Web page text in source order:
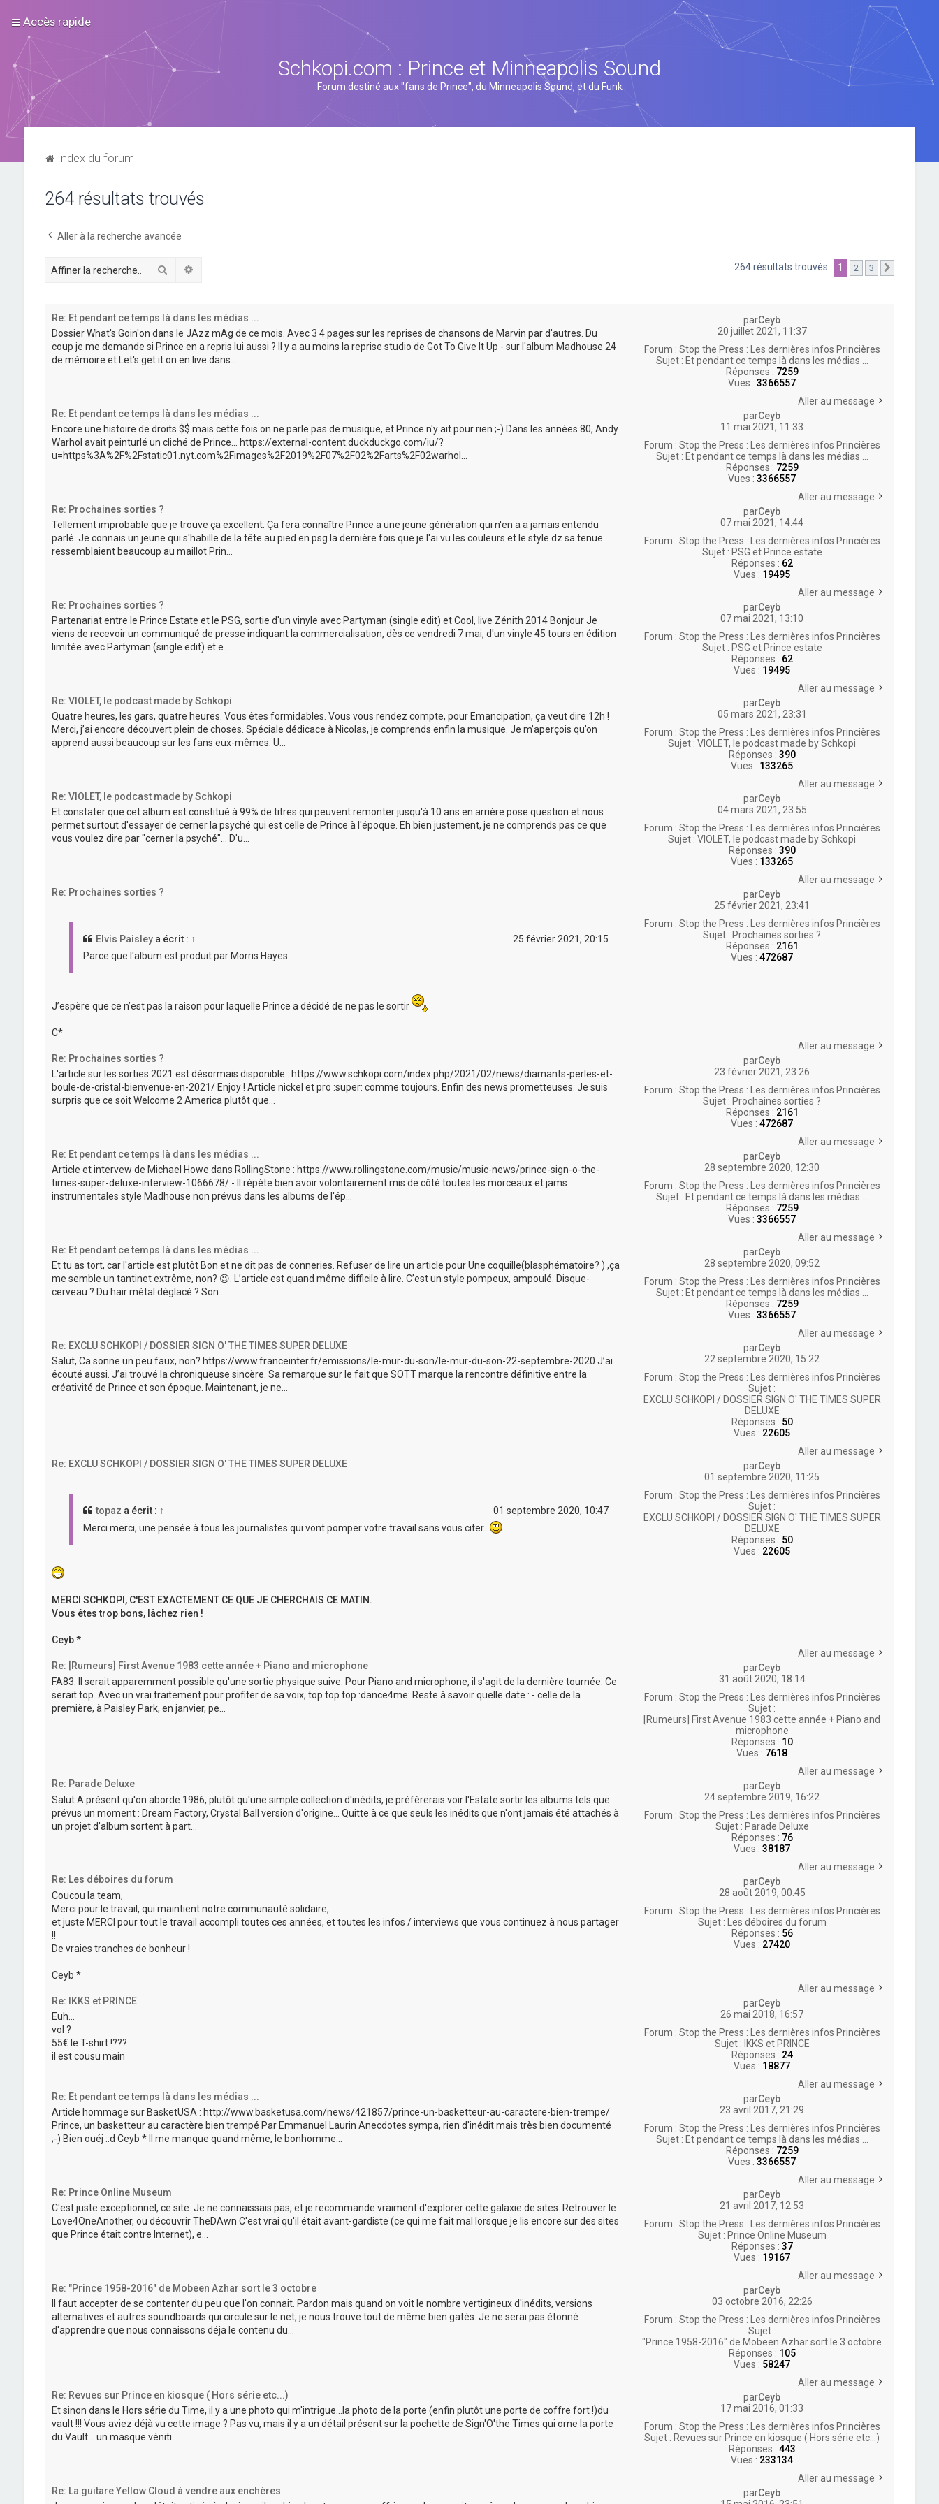
Accès rapide
Schkopi.com : Prince et Minneapolis Sound
Forum destiné aux "fans de Prince", du Minneapolis Sound, et du Funk
Index du forum
264 résultats trouvés
Aller à la recherche avancée
Rechercher 264 résultats trouvés 1 2 3
parCeyb
20 juillet 2021, 11:37
Forum : Stop the Press : Les dernières infos Princières
Sujet : Et pendant ce temps là dans les médias ...
Réponses : 7259
Vues :3366557
Re: Et pendant ce temps là dans les médias ...
Dossier What's Goin'on dans le JAzz mAg de ce mois. Avec 3 4 pages sur les reprises de chansons de Marvin par d'autres. Du
coup je me demande si Prince en a repris lui aussi ? Il y a au moins la reprise studio de Got To Give It Up - sur l'album Madhouse 24
de mémoire et Let's get it on en live dans...
Aller au message
parCeyb
11 mai 2021, 11:33
Forum : Stop the Press : Les dernières infos Princières
Sujet : Et pendant ce temps là dans les médias ...
Réponses : 7259
Vues :3366557
Re: Et pendant ce temps là dans les médias ...
Encore une histoire de droits $$ mais cette fois on ne parle pas de musique, et Prince n'y ait pour rien ;-) Dans les années 80, Andy
Warhol avait peinturlé un cliché de Prince... https://external-content.duckduckgo.com/iu/?
u=https%3A%2F%2Fstatic01.nyt.com%2Fimages%2F2019%2F07%2F02%2Farts%2F02warhol...
Aller au message
parCeyb
07 mai 2021, 14:44
Forum : Stop the Press : Les dernières infos Princières
Sujet : PSG et Prince estate
Réponses : 62
Vues : 19495
Re: Prochaines sorties ?
Tellement improbable que je trouve ça excellent. Ça fera connaître Prince a une jeune génération qui n'en a a jamais entendu
parlé. Je connais un jeune qui s'habille de la tête au pied en psg la dernière fois que je l'ai vu les couleurs et le style dz sa tenue
ressemblaient beaucoup au maillot Prin...
Aller au message
parCeyb
07 mai 2021, 13:10
Forum : Stop the Press : Les dernières infos Princières
Sujet : PSG et Prince estate
Réponses : 62
Vues : 19495
Re: Prochaines sorties ?
Partenariat entre le Prince Estate et le PSG, sortie d'un vinyle avec Partyman (single edit) et Cool, live Zénith 2014 Bonjour Je
viens de recevoir un communiqué de presse indiquant la commercialisation, dès ce vendredi 7 mai, d'un vinyle 45 tours en édition
limitée avec Partyman (single edit) et e...
Aller au message
parCeyb
05 mars 2021, 23:31
Forum : Stop the Press : Les dernières infos Princières
Sujet :VIOLET, le podcast made by Schkopi
Réponses : 390
Vues : 133265
Re: VIOLET, le podcast made by Schkopi
Quatre heures, les gars, quatre heures. Vous êtes formidables. Vous vous rendez compte, pour Emancipation, ça veut dire 12h !
Merci, j’ai encore découvert plein de choses. Spéciale dédicace à Nicolas, je comprends enfin la musique. Je m’aperçois qu’on
apprend aussi beaucoup sur les fans eux-mêmes. U...
Aller au message
parCeyb
04 mars 2021, 23:55
Forum : Stop the Press : Les dernières infos Princières
Sujet :VIOLET, le podcast made by Schkopi
Réponses : 390
Vues : 133265
Re: VIOLET, le podcast made by Schkopi
Et constater que cet album est constitué à 99% de titres qui peuvent remonter jusqu'à 10 ans en arrière pose question et nous
permet surtout d'essayer de cerner la psyché qui est celle de Prince à l'époque. Eh bien justement, je ne comprends pas ce que
vous voulez dire par "cerner la psyché"... D'u...
Aller au message
parCeyb
25 février 2021, 23:41
Forum : Stop the Press : Les dernières infos Princières
Sujet : Prochaines sorties ?
Réponses : 2161
Vues :472687
Re: Prochaines sorties ?
Elvis Paisleya écrit : ↑
25 février 2021, 20:15
Parce que l'album est produit par Morris Hayes.
J’espère que ce n’est pas la raison pour laquelle Prince a décidé de ne pas le sortir
C*
Aller au message
parCeyb
23 février 2021, 23:26
Forum : Stop the Press : Les dernières infos Princières
Sujet : Prochaines sorties ?
Réponses : 2161
Vues :472687
Re: Prochaines sorties ?
L'article sur les sorties 2021 est désormais disponible : https://www.schkopi.com/index.php/2021/02/news/diamants-perles-et-
boule-de-cristal-bienvenue-en-2021/ Enjoy ! Article nickel et pro :super: comme toujours. Enfin des news prometteuses. Je suis
surpris que ce soit Welcome 2 America plutôt que...
Aller au message
parCeyb
28 septembre 2020, 12:30
Forum : Stop the Press : Les dernières infos Princières
Sujet : Et pendant ce temps là dans les médias ...
Réponses : 7259
Vues :3366557
Re: Et pendant ce temps là dans les médias ...
Article et intervew de Michael Howe dans RollingStone : https://www.rollingstone.com/music/music-news/prince-sign-o-the-
times-super-deluxe-interview-1066678/ - Il répète bien avoir volontairement mis de côté toutes les morceaux et jams
instrumentales style Madhouse non prévus dans les albums de l'ép...
Aller au message
parCeyb
28 septembre 2020, 09:52
Forum : Stop the Press : Les dernières infos Princières
Sujet : Et pendant ce temps là dans les médias ...
Réponses : 7259
Vues :3366557
Re: Et pendant ce temps là dans les médias ...
Et tu as tort, car l'article est plutôt Bon et ne dit pas de conneries. Refuser de lire un article pour Une coquille(blasphématoire? ) ,ça
me semble un tantinet extrême, non? 😉. L’article est quand même difficile à lire. C’est un style pompeux, ampoulé. Disque-
cerveau ? Du hair métal déglacé ? Son ...
Aller au message
parCeyb
22 septembre 2020, 15:22
Forum : Stop the Press : Les dernières infos Princières
Sujet :
EXCLU SCHKOPI / DOSSIER SIGN O' THE TIMES SUPER
DELUXE
Réponses : 50
Vues : 22605
Re: EXCLU SCHKOPI / DOSSIER SIGN O' THE TIMES SUPER DELUXE
Salut, Ca sonne un peu faux, non? https://www.franceinter.fr/emissions/le-mur-du-son/le-mur-du-son-22-septembre-2020 J’ai
écouté aussi. J’ai trouvé la chroniqueuse sincère. Sa remarque sur le fait que SOTT marque la rencontre définitive entre la
créativité de Prince et son époque. Maintenant, je ne...
Aller au message
parCeyb
01 septembre 2020, 11:25
Forum : Stop the Press : Les dernières infos Princières
Sujet :
EXCLU SCHKOPI / DOSSIER SIGN O' THE TIMES SUPER
DELUXE
Réponses : 50
Vues : 22605
Re: EXCLU SCHKOPI / DOSSIER SIGN O' THE TIMES SUPER DELUXE
topaz a écrit : ↑
01 septembre 2020, 10:47
Merci merci, une pensée à tous les journalistes qui vont pomper votre travail sans vous citer..
MERCI SCHKOPI, C'EST EXACTEMENT CE QUE JE CHERCHAIS CE MATIN.
Vous êtes trop bons, lâchez rien !
Ceyb *
Aller au message
parCeyb
31 août 2020, 18:14
Forum : Stop the Press : Les dernières infos Princières
Sujet :
[Rumeurs] First Avenue 1983 cette année + Piano and
microphone
Réponses : 10
Vues : 7618
Re: [Rumeurs] First Avenue 1983 cette année + Piano and microphone
FA83: Il serait apparemment possible qu'une sortie physique suive. Pour Piano and microphone, il s'agit de la dernière tournée. Ce
serait top. Avec un vrai traitement pour profiter de sa voix, top top top :dance4me: Reste à savoir quelle date : - celle de la
première, à Paisley Park, en janvier, pe...
Aller au message
parCeyb
24 septembre 2019, 16:22
Forum : Stop the Press : Les dernières infos Princières
Sujet : Parade Deluxe
Réponses : 76
Vues :38187
Re: Parade Deluxe
Salut A présent qu'on aborde 1986, plutôt qu'une simple collection d'inédits, je préfèrerais voir l'Estate sortir les albums tels que
prévus un moment : Dream Factory, Crystal Ball version d'origine... Quitte à ce que seuls les inédits que n'ont jamais été attachés à
un projet d'album sortent à part...
Aller au message
parCeyb
28 août 2019, 00:45
Forum : Stop the Press : Les dernières infos Princières
Sujet : Les déboires du forum
Réponses : 56
Vues : 27420
Re: Les déboires du forum
Coucou la team,
Merci pour le travail, qui maintient notre communauté solidaire,
et juste MERCI pour tout le travail accompli toutes ces années, et toutes les infos / interviews que vous continuez à nous partager
!!
De vraies tranches de bonheur !
Ceyb *
Aller au message
parCeyb
26 mai 2018, 16:57
Forum : Stop the Press : Les dernières infos Princières
Sujet : IKKS et PRINCE
Réponses : 24
Vues : 18877
Re: IKKS et PRINCE
Euh...
vol ?
55€ le T-shirt !???
il est cousu main
Aller au message
parCeyb
23 avril 2017, 21:29
Forum : Stop the Press : Les dernières infos Princières
Sujet : Et pendant ce temps là dans les médias ...
Réponses : 7259
Vues :3366557
Re: Et pendant ce temps là dans les médias ...
Article hommage sur BasketUSA : http://www.basketusa.com/news/421857/prince-un-basketteur-au-caractere-bien-trempe/
Prince, un basketteur au caractère bien trempé Par Emmanuel Laurin Anecdotes sympa, rien d'inédit mais très bien documenté
;-) Bien ouéj ::d Ceyb * Il me manque quand même, le bonhomme...
Aller au message
parCeyb
21 avril 2017, 12:53
Forum : Stop the Press : Les dernières infos Princières
Sujet : Prince Online Museum
Réponses : 37
Vues : 19167
Re: Prince Online Museum
C'est juste exceptionnel, ce site. Je ne connaissais pas, et je recommande vraiment d'explorer cette galaxie de sites. Retrouver le
Love4OneAnother, ou découvrir TheDAwn C'est vrai qu'il était avant-gardiste (ce qui me fait mal lorsque je lis encore sur des sites
que Prince était contre Internet), e...
Aller au message
parCeyb
03 octobre 2016, 22:26
Forum : Stop the Press : Les dernières infos Princières
Sujet :
"Prince 1958-2016" de Mobeen Azhar sort le 3 octobre
Réponses : 105
Vues : 58247
Re: "Prince 1958-2016" de Mobeen Azhar sort le 3 octobre
Il faut accepter de se contenter du peu que l'on connait. Pardon mais quand on voit le nombre vertigineux d'inédits, versions
alternatives et autres soundboards qui circule sur le net, je nous trouve tout de même bien gatés. Je ne serai pas étonné
d'apprendre que nous connaissons déja le contenu du...
Aller au message
parCeyb
17 mai 2016, 01:33
Forum : Stop the Press : Les dernières infos Princières
Sujet :Revues sur Prince en kiosque ( Hors série etc...)
Réponses : 443
Vues : 233134
Re: Revues sur Prince en kiosque ( Hors série etc...)
Et sinon dans le Hors série du Time, il y a une photo qui m'intrigue...la photo de la porte (enfin plutôt une porte de coffre fort !)du
vault !!! Vous aviez déjà vu cette image ? Pas vu, mais il y a un détail présent sur la pochette de Sign'O'the Times qui orne la porte
du Vault... un masque véniti...
Aller au message
parCeyb
Re: La guitare Yellow Cloud à vendre aux enchères